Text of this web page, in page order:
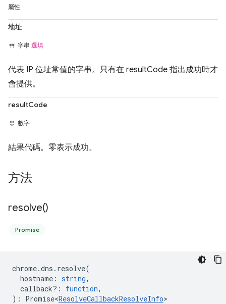
屬性
地址
字串 選填
代表 IP 位址常值的字串。只有在 resultCode 指出成功時才
會提供。
resultCode
數字
結果代碼。零表示成功。
方法
resolve()
Promise
chrome.dns . resolve(
hostname : string,
callback? : function,
) : Promise<ResolveCallbackResolveInfo>